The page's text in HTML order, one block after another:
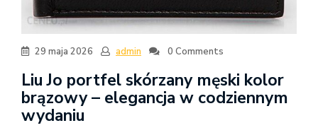
29 maja 2026 admin 0 Comments
Liu Jo portfel skórzany męski kolor
brązowy – elegancja w codziennym
wydaniu